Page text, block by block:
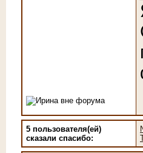
5 пользователя(ей)
сказали cпасибо: